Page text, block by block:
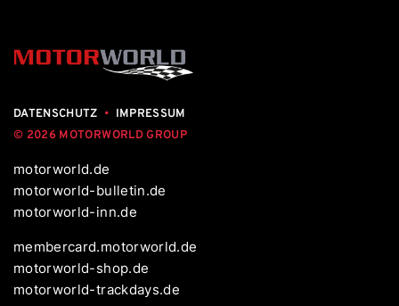
DATENSCHUTZ • IMPRESSUM
© 2026 MOTORWORLD GROUP
motorworld.de
motorworld-bulletin.de
motorworld-inn.de
membercard.motorworld.de
motorworld-shop.de
motorworld-trackdays.de